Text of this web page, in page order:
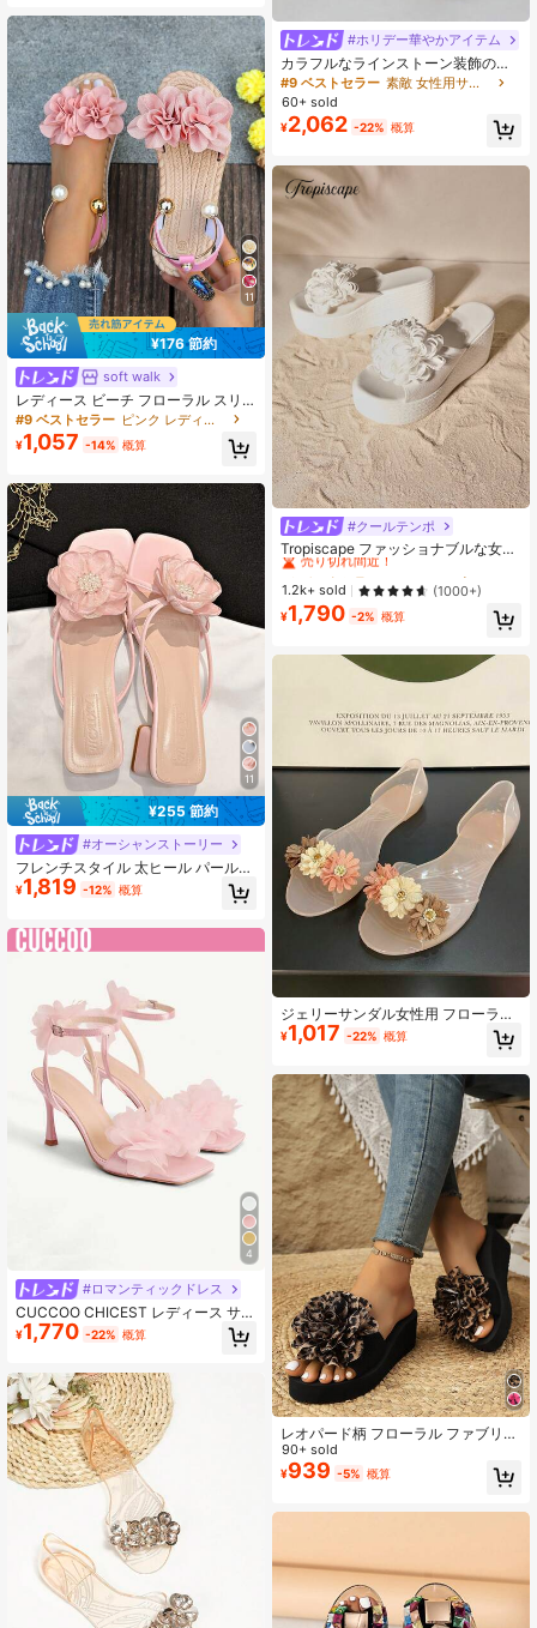
11
¥176 節約
soft walk
レディース ビーチ フローラル スリ
ッポンサンダル 軽量 ファッショナブ
ル 夏新作 スイート フェアリースタ
イル 万能 ビーチバケーション 滑り
#9 ベストセラー ピンク レディース サンダル
¥1,057 -14% 概算
11
¥255 節約
#オーシャンストーリー
フレンチスタイル 太ヒール パールフ
ラワー スライドサンダル レディー
ス、2025年夏新作 オープントゥ 多
サンダル
¥1,819 -12% 概算
4
#ロマンティックドレス
CUCCOO CHICEST レディース サマ
ー フェアリースタイル ピンク フラ
ワー装飾 スクエアトゥ 文字ストラッ
ル セクシー デート ウェディング バ
ケーション ブライダルシューズ
¥1,770 -22% 概算
#ホリデー華やかアイテム
カラフルなラインストーン装飾の透
明ハイヒールサンダル(ラインストー
ンの位置はランダム)、春夏のファッ
ションアイテム
#9 ベストセラー
素敵 女性用サンダル
60+ sold
¥2,062 -22% 概算
#クールテンポ
Tropiscape ファッショナブルな女性
用 フラワーデコレーション ウェッジ
サンダル アウトドア用 厚底 バケー
ション リラックス ビーチ 秋冬ギフ
ト コテージコア スタイル
#3 ベストセラー
売り切れ間近！
#3 ベストセラー
売り切れ間近！
#3 ベストセラー
売り切れ間近！
#3 ベストセラー
1.2k+ sold (1000+)
¥1,790 -2% 概算
ジェリーサンダル女性用 フローラル
ラインストーン オープントゥ トラン
スペアレントプラスチック 滑り止め
春/夏 韓国ファッションスタイル
¥1,017 -22% 概算
レオパード柄 フローラル ファブリッ
ク ビーチリゾートスタイル ウェッジ
サンダル、厚底サンダル アウトドア
用
90+ sold
¥939 -5% 概算